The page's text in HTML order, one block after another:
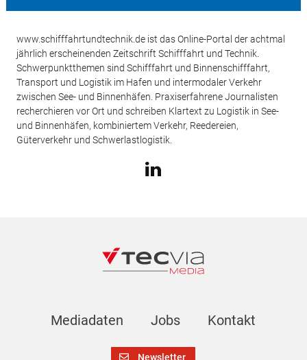
www.schifffahrtundtechnik.de ist das Online-Portal der achtmal
jährlich erscheinenden Zeitschrift Schifffahrt und Technik.
Schwerpunktthemen sind Schifffahrt und Binnenschifffahrt,
Transport und Logistik im Hafen und intermodaler Verkehr
zwischen See- und Binnenhäfen. Praxiserfahrene Journalisten
recherchieren vor Ort und schreiben Klartext zu Logistik in See-
und Binnenhäfen, kombiniertem Verkehr, Reedereien,
Güterverkehr und Schwerlastlogistik.
Mediadaten Jobs Kontakt
Newsletter